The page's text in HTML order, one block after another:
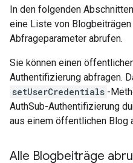
In den folgenden
eine Liste von Blogbeiträgen
Abfrageparameter abrufen.
Sie können einen
Authentifizierung abfragen.
setUserCredentials -
AuthSub-Authentifizierung
aus einem öffentlichen Blog
Alle Blogbeiträge